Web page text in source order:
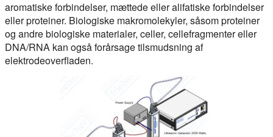
aromatiske forbindelser, mættede eller alifatiske forbindelser
eller proteiner. Biologiske makromolekyler, såsom proteiner
og andre biologiske materialer, celler, cellefragmenter eller
DNA/RNA kan også forårsage tilsmudsning af
elektrodeoverfladen.